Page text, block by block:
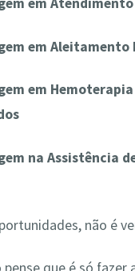
em
em Aleitamento
em
na Assistência
não é